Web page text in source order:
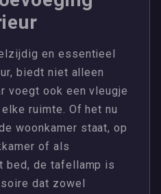
en essentieel
biedt niet alleen
voegt ook een vleugje
ruimte. Of het nu
woonkamer staat, op
of als
bed, de tafellamp is
dat zowel